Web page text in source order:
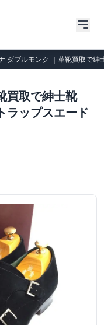
ダブルモンク ｜革靴買取で
買取で紳士靴
ラップスエード